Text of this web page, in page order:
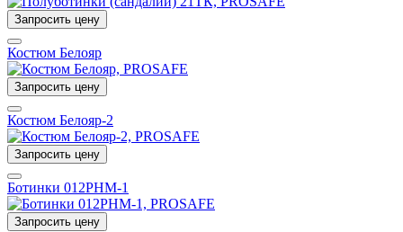
Запросить цену
Костюм Белояр
Запросить цену
Костюм Белояр-2
Запросить цену
Ботинки 012РНМ-1
Запросить цену